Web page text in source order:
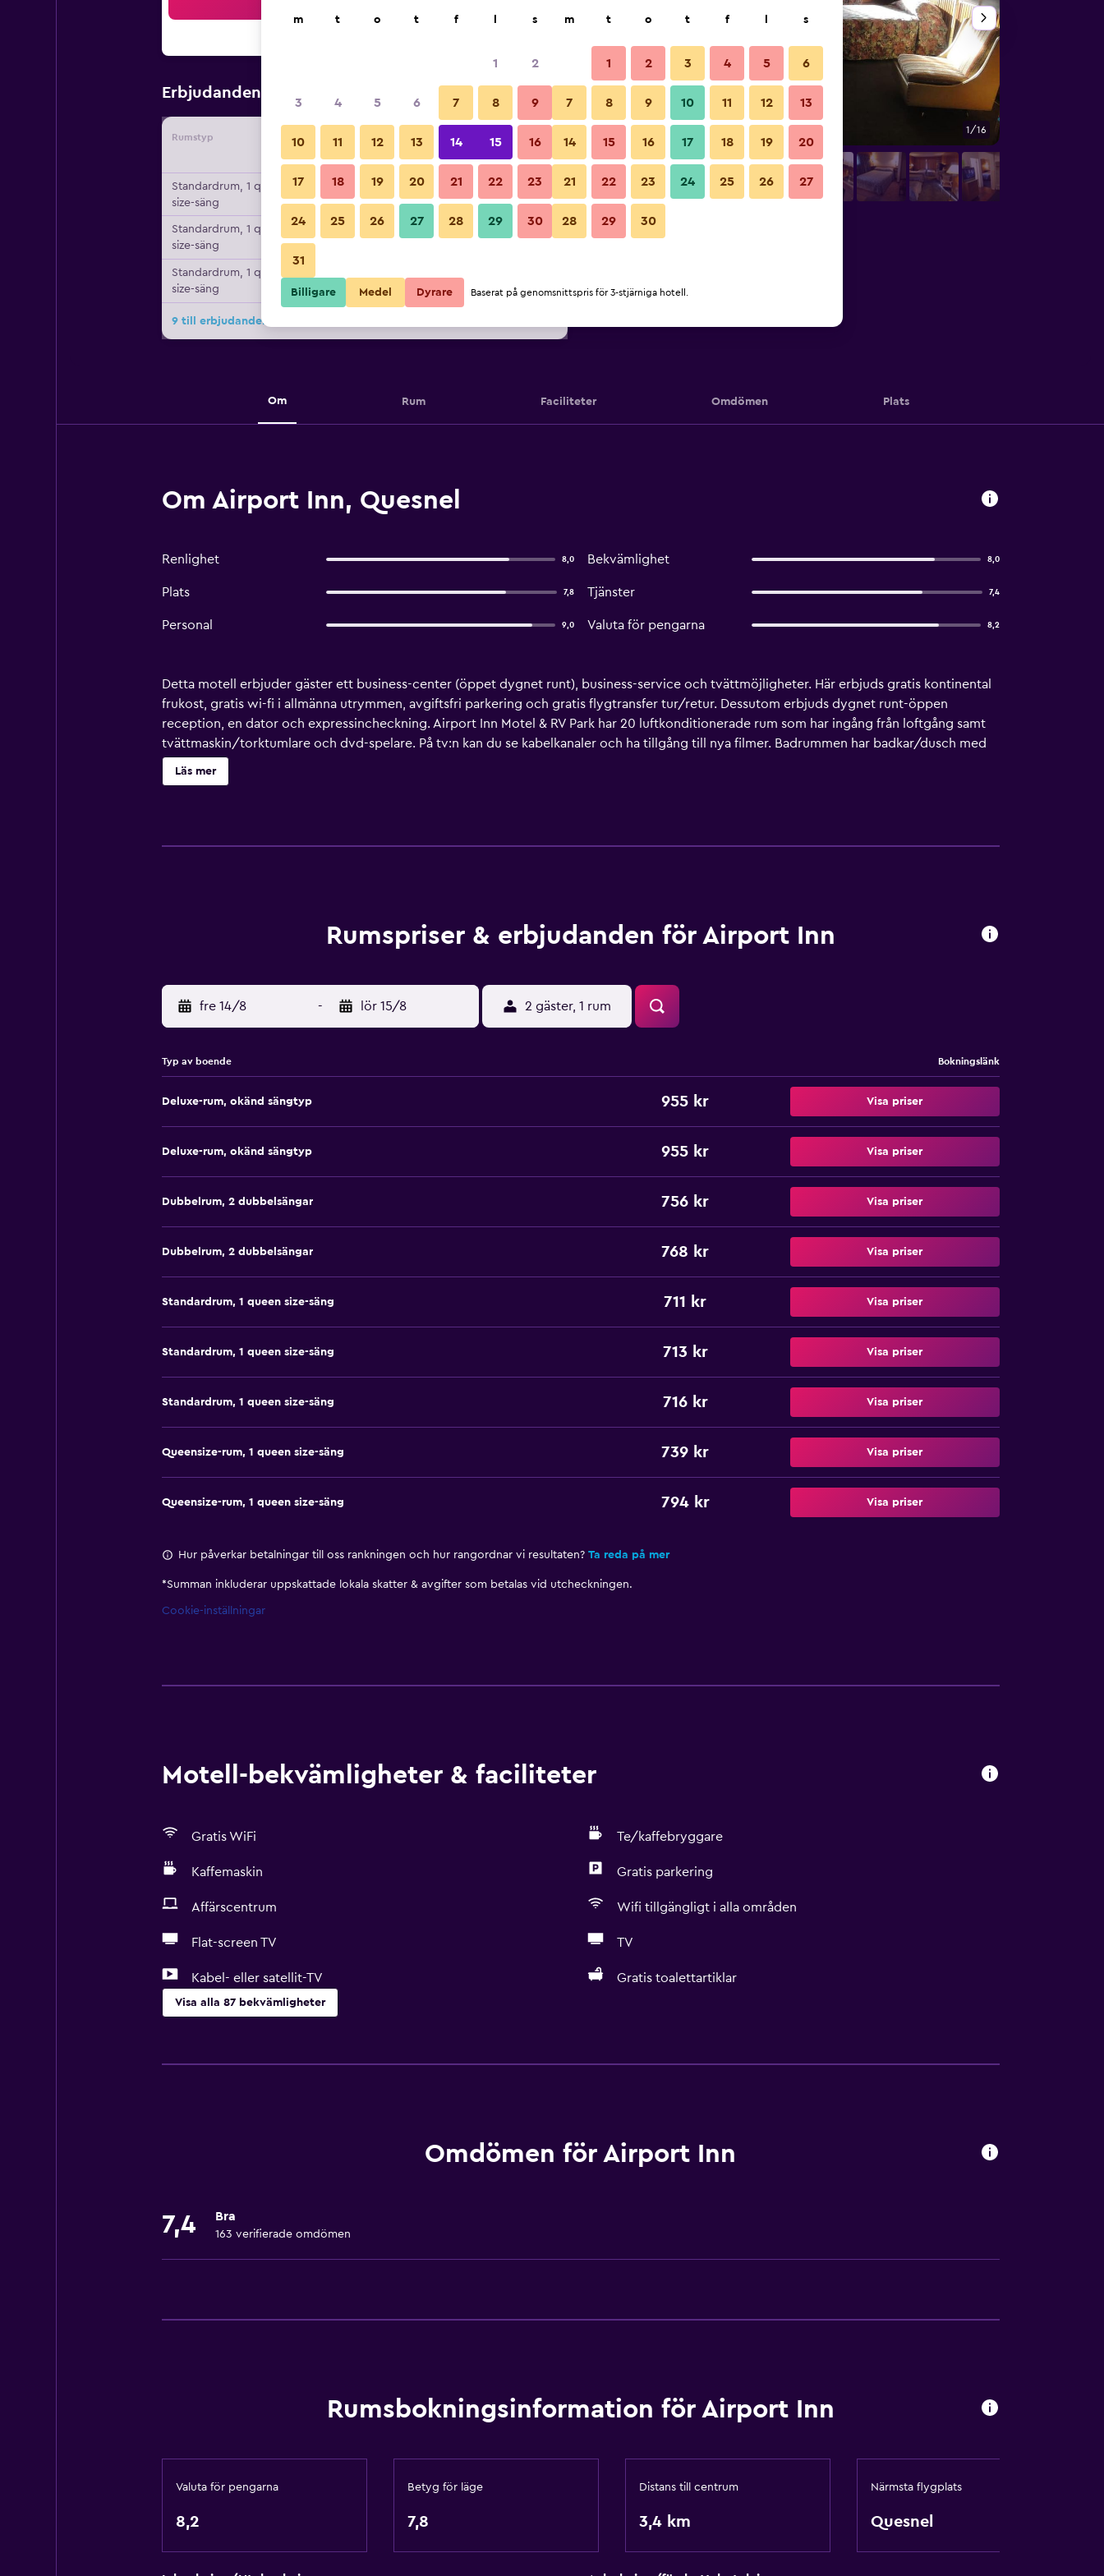
Erbjudanden från Billigaste Pris per natt
Rumstyp Leverantör
Per natt
Standardrum, 1 queen
size-säng
711 kr Visa erbjudande
Standardrum, 1 queen
size-säng
713 kr Visa erbjudande
Standardrum, 1 queen
size-säng
716 kr
9 till erbjudanden för Airport Inn
Sovrum 1/16
Bilder från Airport Inn
Om Rum Faciliteter Omdömen Plats
Om Airport Inn, Quesnel
Renlighet 8,0 Bekvämlighet 8,0
Plats 7,8 Tjänster 7,4
Personal 9,0 Valuta för pengarna 8,2
Detta motell erbjuder gäster ett business-center (öppet dygnet runt), business-service och tvättmöjligheter. Här erbjuds gratis kontinental
frukost, gratis wi-fi i allmänna utrymmen, avgiftsfri parkering och gratis flygtransfer tur/retur. Dessutom erbjuds dygnet runt-öppen
reception, en dator och expressincheckning. Airport Inn Motel & RV Park har 20 luftkonditionerade rum som har ingång från loftgång samt
tvättmaskin/torktumlare och dvd-spelare. På tv:n kan du se kabelkanaler och ha tillgång till nya filmer. Badrummen har badkar/dusch med
djupa badkar och gratis toalettartiklar. Detta motell i Quesnel erbjuder sina gäster gratis wi-fi. Boendet tillhandahåller skrivbord och telefon;
lokal- och fjärrsamtal är kostnadsfria (restriktioner kan förekomma). Städning erbjuds dagligen och strykjärn/strykbräda kan fås på begäran.
Läs mer
Rumspriser & erbjudanden för Airport Inn
fre 14/8 - lör 15/8 2 gäster, 1 rum
Typ av boende Bokningslänk
Deluxe-rum, okänd sängtyp 955 kr Visa priser
Deluxe-rum, okänd sängtyp 955 kr Visa priser
Dubbelrum, 2 dubbelsängar 756 kr Visa priser
Dubbelrum, 2 dubbelsängar 768 kr Visa priser
Standardrum, 1 queen size-säng 711 kr Visa priser
Standardrum, 1 queen size-säng 713 kr Visa priser
Standardrum, 1 queen size-säng 716 kr Visa priser
Queensize-rum, 1 queen size-säng 739 kr Visa priser
Queensize-rum, 1 queen size-säng 794 kr Visa priser
Hur påverkar betalningar till oss rankningen och hur rangordnar vi resultaten? Ta reda på mer
*Summan inkluderar uppskattade lokala skatter & avgifter som betalas vid utcheckningen.
Cookie-inställningar
Motell-bekvämligheter & faciliteter
Gratis WiFi Te/kaffebryggare
Kaffemaskin Gratis parkering
Affärscentrum Wifi tillgängligt i alla områden
Flat-screen TV TV
Kabel- eller satellit-TV Gratis toalettartiklar
Visa alla 87 bekvämligheter
Gratis WiFi
Gratis toalettartiklar
Vinglas
Mikrovågsugn
Allmänt
Vardagsrum
Hälsa och säkerhet
Förstahjälpenlåda
Omdömen för Airport Inn
7,4 Bra
163 verifierade omdömen
Rumsbokningsinformation för Airport Inn
Valuta för pengarna
8,2
Betyg för läge
7,8
Distans till centrum
3,4 km
Närmsta flygplats
Quesnel
m t o t f s
1 2
3 4 5 6 7 8 9
10 11 12 13 14 15 16
17 18 19 20 21 22 23
24 25 26 27 28 29 30
31
m t o t f s
1 2 3 4 5 6
7 8 9 10 11 12 13
14 15 16 17 18 19 20
21 22 23 24 25 26 27
28 29 30
Billigare Medel Dyrare Baserat på genomsnittspris för 3-stjärniga hotell.